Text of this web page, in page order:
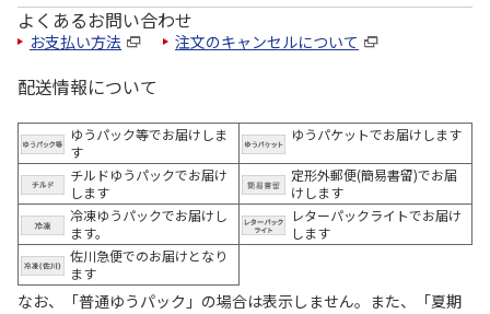
よくあるお問い合わせ
お支払い方法 注文のキャンセルについて
配送情報について
ゆうパック等でお届けしま
す
ゆうパケットでお届けします
チルドゆうパックでお届け
します
定形外郵便(簡易書留)でお届
けします
冷凍ゆうパックでお届けし
ます。
レターパックライトでお届け
します
佐川急便でのお届けとなり
ます
なお、「普通ゆうパック」の場合は表示しません。また、「夏期